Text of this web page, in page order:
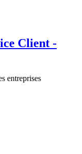
Client -
entreprises